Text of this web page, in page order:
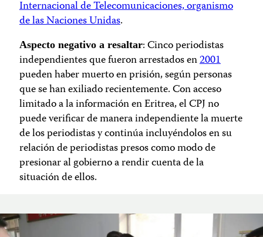
Internacional de Telecomunicaciones, organismo
de las Naciones Unidas.
Aspecto negativo a resaltar: Cinco periodistas
independientes que fueron arrestados en2001
pueden haber muerto en prisión, según personas
que se han exiliado recientemente. Con acceso
limitado a la información en Eritrea, el CPJ no
puede verificar de manera independiente la muerte
de los periodistas y continúa incluyéndolos en su
relación de periodistas presos como modo de
presionar al gobierno a rendir cuenta de la
situación de ellos.